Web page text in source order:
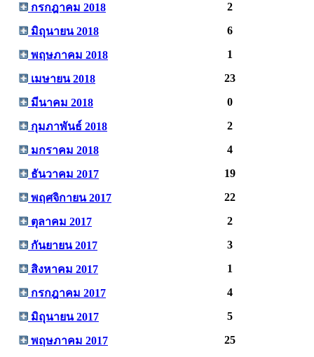
กรกฎาคม 2018 2
มิถุนายน 2018 6
พฤษภาคม 2018 1
เมษายน 2018 23
มีนาคม 2018 0
กุมภาพันธ์ 2018 2
มกราคม 2018 4
ธันวาคม 2017 19
พฤศจิกายน 2017 22
ตุลาคม 2017 2
กันยายน 2017 3
สิงหาคม 2017 1
กรกฎาคม 2017 4
มิถุนายน 2017 5
พฤษภาคม 2017 25